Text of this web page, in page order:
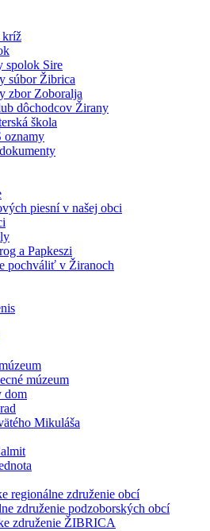
kríž
spolok Sire
súbor Žibrica
zbor Zoboralja
dôchodcov Žirany
škola
oznamy
piesní v našej obci
a Papkeszi
pochváliť v Žiranoch
múzeum
dom
Mikuláša
regionálne združenie obcí
združenie podzoborských obcí
združenie ŽIBRICA